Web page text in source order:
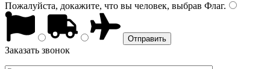
Пожалуйста, докажите, что вы человек, выбрав Флаг.
Заказать звонок